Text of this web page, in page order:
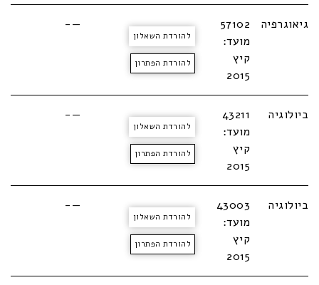
גיאוגרפיה
57102
מועד:
קיץ
2015
להורדת השאלון
להורדת הפתרון
—-
ביולוגיה
43211
מועד:
קיץ
2015
להורדת השאלון
להורדת הפתרון
—-
ביולוגיה
43003
מועד:
קיץ
2015
להורדת השאלון
להורדת הפתרון
—-